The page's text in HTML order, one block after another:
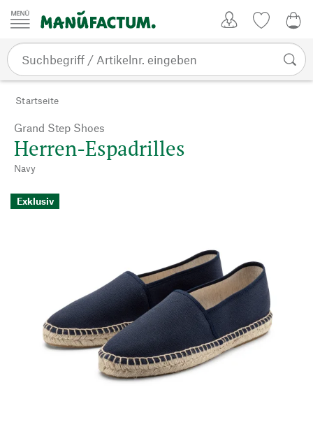
Zum Inhalt springen
Startseite
Grand Step Shoes
Herren-Espadrilles
Navy
Exklusiv